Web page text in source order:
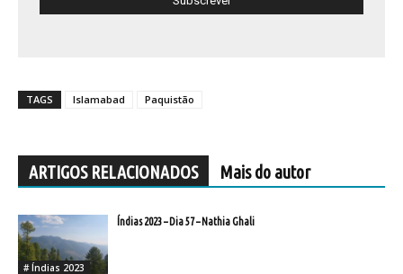
TAGS Islamabad Paquistão
ARTIGOS RELACIONADOS Mais do autor
# Índias 2023
Índias 2023 – Dia 57 – Nathia Ghali